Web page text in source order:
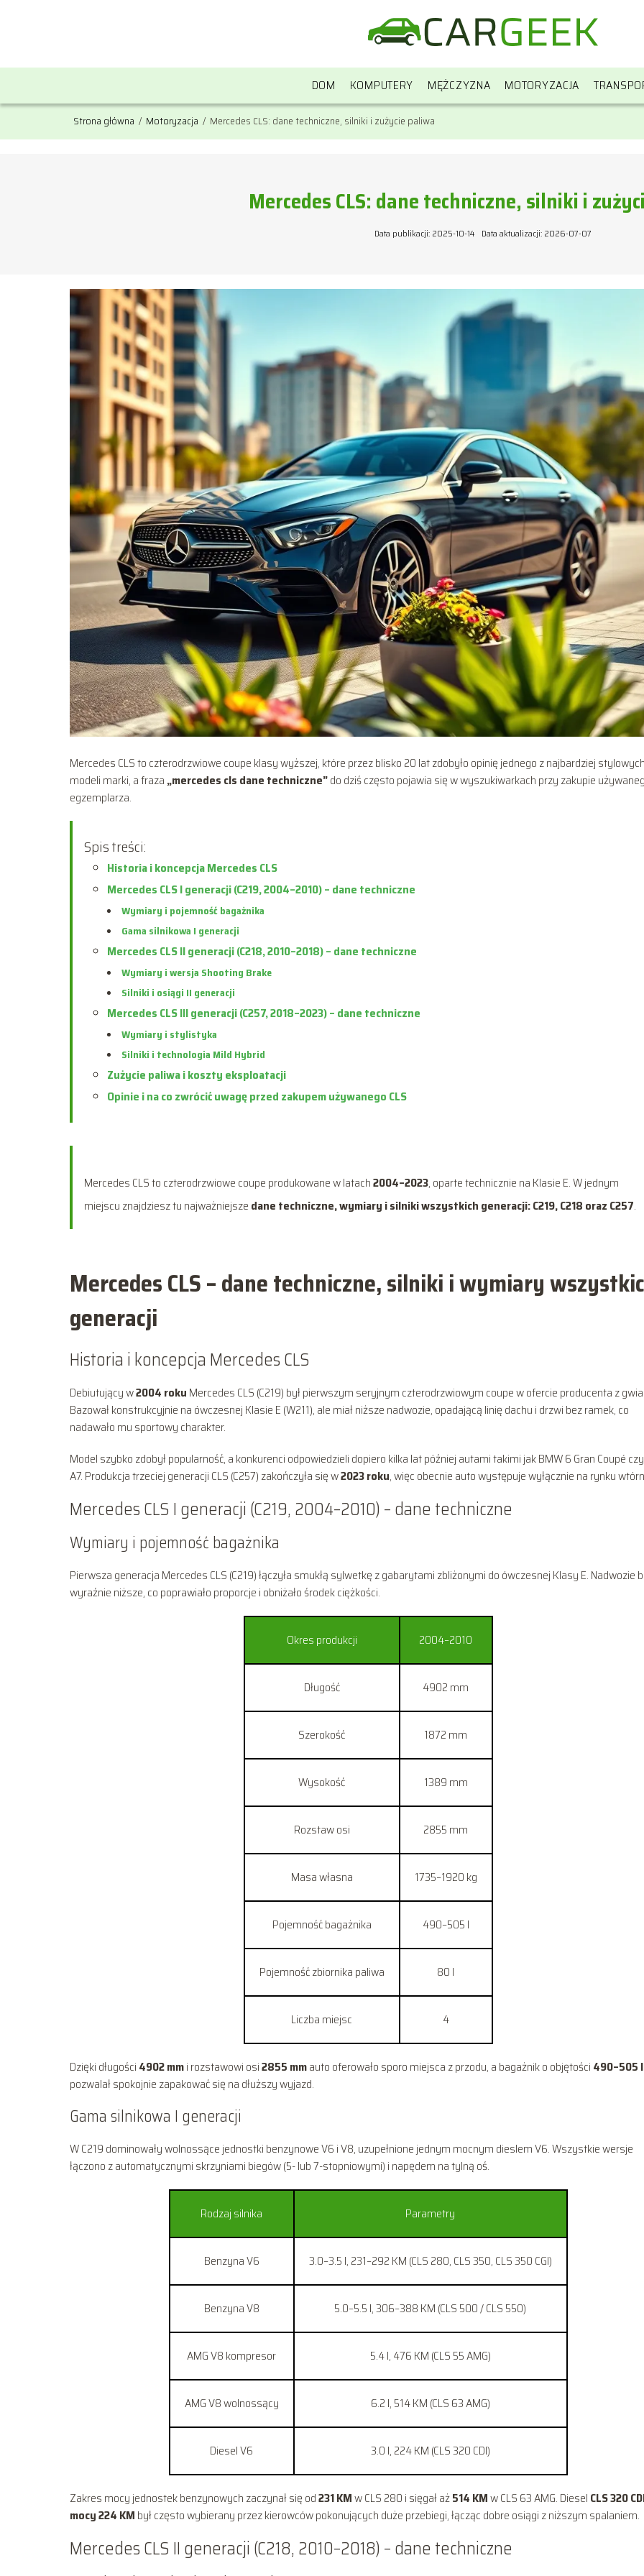
DOM KOMPUTERY MĘŻCZYZNA MOTORYZACJA
Strona główna / Motoryzacja / Mercedes CLS: dane techniczne, silniki i zużycie paliwa
Mercedes CLS: dane techniczne, silniki i
Data publikacji: 2025-10-14 Data aktualizacji: 2026-07-07
Mercedes CLS to czterodrzwiowe coupe klasy wyższej, które przez blisko 20 lat zdobyło opinię jednego z najbardziej
modeli marki, a fraza „mercedes cls dane techniczne”do dziś często pojawia się w wyszukiwarkach przy zakupie
egzemplarza.
Spis treści:
Historia i koncepcja Mercedes CLS
Mercedes CLS I generacji (C219, 2004–2010) – dane techniczne
Wymiary i pojemność bagażnika
Gama silnikowa I generacji
Mercedes CLS II generacji (C218, 2010–2018) – dane techniczne
Wymiary i wersja Shooting Brake
Silniki i osiągi II generacji
Mercedes CLS III generacji (C257, 2018–2023) – dane techniczne
Wymiary i stylistyka
Silniki i technologia Mild Hybrid
Zużycie paliwa i koszty eksploatacji
Opinie i na co zwrócić uwagę przed zakupem używanego CLS
Mercedes CLS to czterodrzwiowe coupe produkowane w latach2004–2023, oparte technicznie na Klasie E. W jednym
miejscu znajdziesz tu najważniejsze dane techniczne, wymiary i silniki wszystkich generacji: C219, C218 oraz C257.
Mercedes CLS – dane techniczne, silniki i wymiary
generacji
Historia i koncepcja Mercedes CLS
Debiutujący w2004 roku Mercedes CLS (C219) był pierwszym seryjnym czterodrzwiowym coupe w ofercie producenta z
Bazował konstrukcyjnie na ówczesnej Klasie E (W211), ale miał niższe nadwozie, opadającą linię dachu i drzwi bez ramek, co
nadawało mu sportowy charakter.
Model szybko zdobył popularność, a konkurenci odpowiedzieli dopiero kilka lat później autami takimi jak BMW 6 Gran Coupé
A7. Produkcja trzeciej generacji CLS (C257) zakończyła się w2023 roku, więc obecnie auto występuje wyłącznie na rynku
Mercedes CLS I generacji (C219, 2004–2010) – dane techniczne
Wymiary i pojemność bagażnika
Pierwsza generacja Mercedes CLS (C219) łączyła smukłą sylwetkę z gabarytami zbliżonymi do ówczesnej Klasy E. Nadwozie
wyraźnie niższe, co poprawiało proporcje i obniżało środek ciężkości.
Okres produkcji 2004–2010
Długość 4902 mm
Szerokość 1872 mm
Wysokość 1389 mm
Rozstaw osi 2855 mm
Masa własna 1735–1920 kg
Pojemność bagażnika 490–505 l
Pojemność zbiornika paliwa 80 l
Liczba miejsc 4
Dzięki długości 4902 mmi rozstawowi osi2855 mmauto oferowało sporo miejsca z przodu, a bagażnik o objętości 490–505 l
pozwalał spokojnie zapakować się na dłuższy wyjazd.
Gama silnikowa I generacji
W C219 dominowały wolnossące jednostki benzynowe V6 i V8, uzupełnione jednym mocnym dieslem V6. Wszystkie wersje
łączono z automatycznymi skrzyniami biegów (5- lub 7-stopniowymi) i napędem na tylną oś.
Rodzaj silnika Parametry
Benzyna V6 3.0–3.5 l, 231–292 KM (CLS 280, CLS 350, CLS 350 CGI)
Benzyna V8 5.0–5.5 l, 306–388 KM (CLS 500 / CLS 550)
AMG V8 kompresor 5.4 l, 476 KM (CLS 55 AMG)
AMG V8 wolnossący 6.2 l, 514 KM (CLS 63 AMG)
Diesel V6 3.0 l, 224 KM (CLS 320 CDI)
Zakres mocy jednostek benzynowych zaczynał się od231 KMw CLS 280 i sięgał aż514 KMw CLS 63 AMG. Diesel CLS 320
mocy 224 KM był często wybierany przez kierowców pokonujących duże przebiegi, łącząc dobre osiągi z niższym spalaniem.
Mercedes CLS II generacji (C218, 2010–2018) – dane techniczne